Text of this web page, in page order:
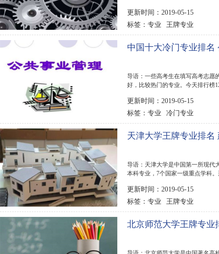
更新时间：2019-05-15
标签： 专业 王牌专业
中国十大冷门专业排名
导语：一些高考生在填写高考志愿
好，比较热门的专业。今天排行榜
更新时间：2019-05-15
标签： 专业 冷门专业
天津大学王牌专业排名
导语：天津大学是中国第一所现代
本科专业，7个国家一级重点学科
更新时间：2019-05-15
标签： 专业 王牌专业
北京师范大学王牌专业